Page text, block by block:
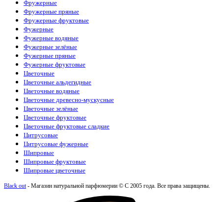
Juliette Has A Gun
Kajal (4)
Katty Perry (1)
Kayali (3)
Kenzo (5)
Kilian (26)
La Sultane de Saba
Lacoste (10)
Lanvin (3)
Lattafa Perfumes (51)
Le Labo (15)
Loewe (1)
Louis Vuitton (18)
Maison Crivelli (4)
Maison Francis Kurkdjian (12)
Maison Martin Margiela
Mancera (6)
Marc Antoine Barrois
Marc Jacobs (1)
Mazzolari (1)
Mercedes-Benz (1)
Фружерные
Фружерные пряные
Фружерные фруктовые
Фужерные
Фужерные водяные
Фужерные зелёные
Фужерные пряные
Фужерные фруктовые
Цветочные
Цветочные альдегидные
Цветочные водяные
Цветочные древесно-мускусные
Цветочные зелёные
Цветочные фруктовые
Цветочные фруктовые сладкие
Цитрусовые
Цитрусовые фужерные
Шипровые
Шипровые фруктовые
Шипровые цветочные
Black out - Магазин натуральной парфюмерии © С 2005 года. Все права защищены.